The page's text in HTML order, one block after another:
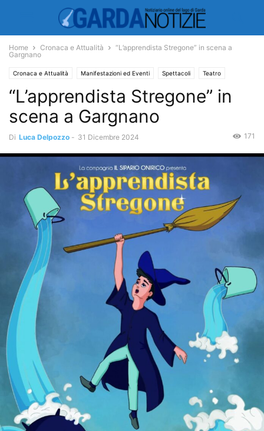
Home Cronaca e Attualità
“L’apprendista Stregone” in scena a
Gargnano
Cronaca e Attualità Manifestazioni ed Eventi Spettacoli Teatro
“L’apprendista Stregone” in
scena a Gargnano
Di Luca Delpozzo - 31 Dicembre 2024 171